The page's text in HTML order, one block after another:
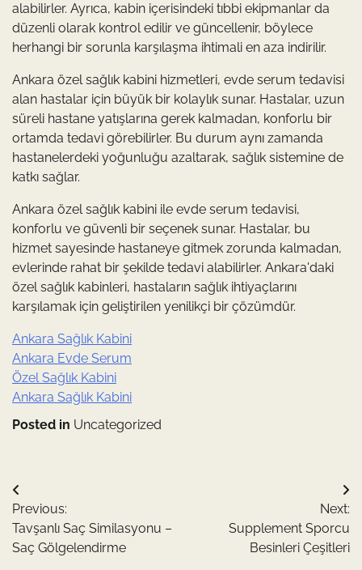
alabilirler. Ayrıca, kabin içerisindeki tıbbi ekipmanlar da
düzenli olarak kontrol edilir ve güncellenir, böylece
herhangi bir sorunla karşılaşma ihtimali en aza indirilir.
Ankara özel sağlık kabini hizmetleri, evde serum tedavisi
alan hastalar için büyük bir kolaylık sunar. Hastalar, uzun
süreli hastane yatışlarına gerek kalmadan, konforlu bir
ortamda tedavi görebilirler. Bu durum aynı zamanda
hastanelerdeki yoğunluğu azaltarak, sağlık sistemine de
katkı sağlar.
Ankara özel sağlık kabini ile evde serum tedavisi,
konforlu ve güvenli bir seçenek sunar. Hastalar, bu
hizmet sayesinde hastaneye gitmek zorunda kalmadan,
evlerinde rahat bir şekilde tedavi alabilirler. Ankara'daki
özel sağlık kabinleri, hastaların sağlık ihtiyaçlarını
karşılamak için geliştirilen yenilikçi bir çözümdür.
Ankara Sağlık Kabini
Ankara Evde Serum
Özel Sağlık Kabini
Ankara Sağlık Kabini
Posted in Uncategorized
Yazı
gezinmesi
Previous:
Tavşanlı Saç Similasyonu –
Saç Gölgelendirme
Next:
Supplement Sporcu
Besinleri Çeşitleri